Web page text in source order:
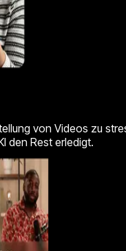
von Videos zu
den Rest erledigt.